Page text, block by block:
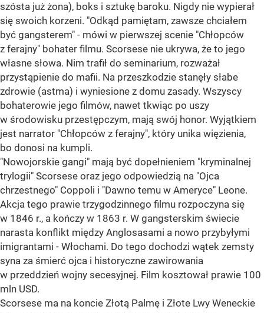
szósta już żona), boks i sztukę baroku. Nigdy nie wypierał
się swoich korzeni. "Odkąd pamiętam, zawsze chciałem
być gangsterem" - mówi w pierwszej scenie "Chłopców
z ferajny" bohater filmu. Scorsese nie ukrywa, że to jego
własne słowa. Nim trafił do seminarium, rozważał
przystąpienie do mafii. Na przeszkodzie stanęły słabe
zdrowie (astma) i wyniesione z domu zasady. Wszyscy
bohaterowie jego filmów, nawet tkwiąc po uszy
w środowisku przestępczym, mają swój honor. Wyjątkiem
jest narrator "Chłopców z ferajny", który unika więzienia,
bo donosi na kumpli.
"Nowojorskie gangi" mają być dopełnieniem "kryminalnej
trylogii" Scorsese oraz jego odpowiedzią na "Ojca
chrzestnego" Coppoli i "Dawno temu w Ameryce" Leone.
Akcja tego prawie trzygodzinnego filmu rozpoczyna się
w 1846 r., a kończy w 1863 r. W gangsterskim świecie
narasta konflikt między Anglosasami a nowo przybyłymi
imigrantami - Włochami. Do tego dochodzi wątek zemsty
syna za śmierć ojca i historyczne zawirowania
w przeddzień wojny secesyjnej. Film kosztował prawie 100
mln USD.
Scorsese ma na koncie Złotą Palmę i Złote Lwy Weneckie